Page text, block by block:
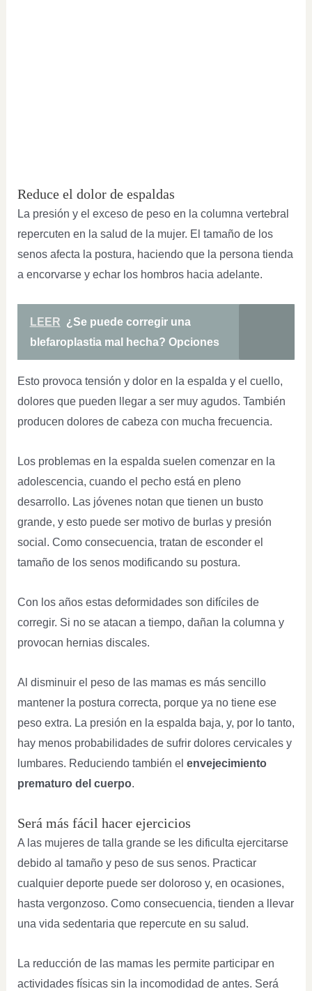
Reduce el dolor de espaldas
La presión y el exceso de peso en la columna vertebral
repercuten en la salud de la mujer. El tamaño de los
senos afecta la postura, haciendo que la persona tienda
a encorvarse y echar los hombros hacia adelante.
LEER ¿Se puede corregir una
blefaroplastia mal hecha? Opciones
Esto provoca tensión y dolor en la espalda y el cuello,
dolores que pueden llegar a ser muy agudos. También
producen dolores de cabeza con mucha frecuencia.
Los problemas en la espalda suelen comenzar en la
adolescencia, cuando el pecho está en pleno
desarrollo. Las jóvenes notan que tienen un busto
grande, y esto puede ser motivo de burlas y presión
social. Como consecuencia, tratan de esconder el
tamaño de los senos modificando su postura.
Con los años estas deformidades son difíciles de
corregir. Si no se atacan a tiempo, dañan la columna y
provocan hernias discales.
Al disminuir el peso de las mamas es más sencillo
mantener la postura correcta, porque ya no tiene ese
peso extra. La presión en la espalda baja, y, por lo tanto,
hay menos probabilidades de sufrir dolores cervicales y
lumbares. Reduciendo también el envejecimiento
prematuro del cuerpo.
Será más fácil hacer ejercicios
A las mujeres de talla grande se les dificulta ejercitarse
debido al tamaño y peso de sus senos. Practicar
cualquier deporte puede ser doloroso y, en ocasiones,
hasta vergonzoso. Como consecuencia, tienden a llevar
una vida sedentaria que repercute en su salud.
La reducción de las mamas les permite participar en
actividades físicas sin la incomodidad de antes. Será